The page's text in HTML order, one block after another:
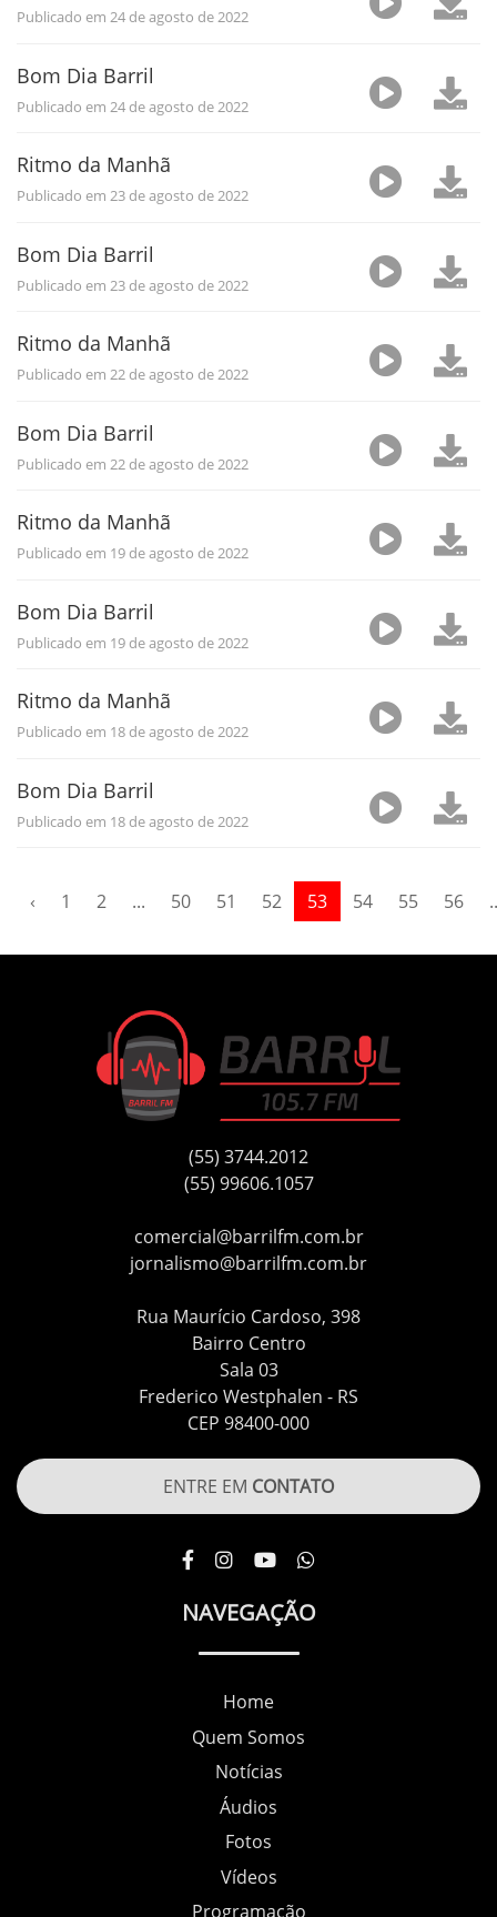
Publicado em 24 de agosto de 2022
Bom Dia Barril
Publicado em 24 de agosto de 2022
Ritmo da Manhã
Publicado em 23 de agosto de 2022
Bom Dia Barril
Publicado em 23 de agosto de 2022
Ritmo da Manhã
Publicado em 22 de agosto de 2022
Bom Dia Barril
Publicado em 22 de agosto de 2022
Ritmo da Manhã
Publicado em 19 de agosto de 2022
Bom Dia Barril
Publicado em 19 de agosto de 2022
Ritmo da Manhã
Publicado em 18 de agosto de 2022
Bom Dia Barril
Publicado em 18 de agosto de 2022
‹ 1 2 ... 50 51 52 53 54 55 56
(55) 3744.2012
(55) 99606.1057
comercial@barrilfm.com.br
jornalismo@barrilfm.com.br
Rua Maurício Cardoso, 398
Bairro Centro
Sala 03
Frederico Westphalen - RS
CEP 98400-000
ENTRE EM CONTATO
NAVEGAÇÃO
Home
Quem Somos
Notícias
Áudios
Fotos
Vídeos
Programação